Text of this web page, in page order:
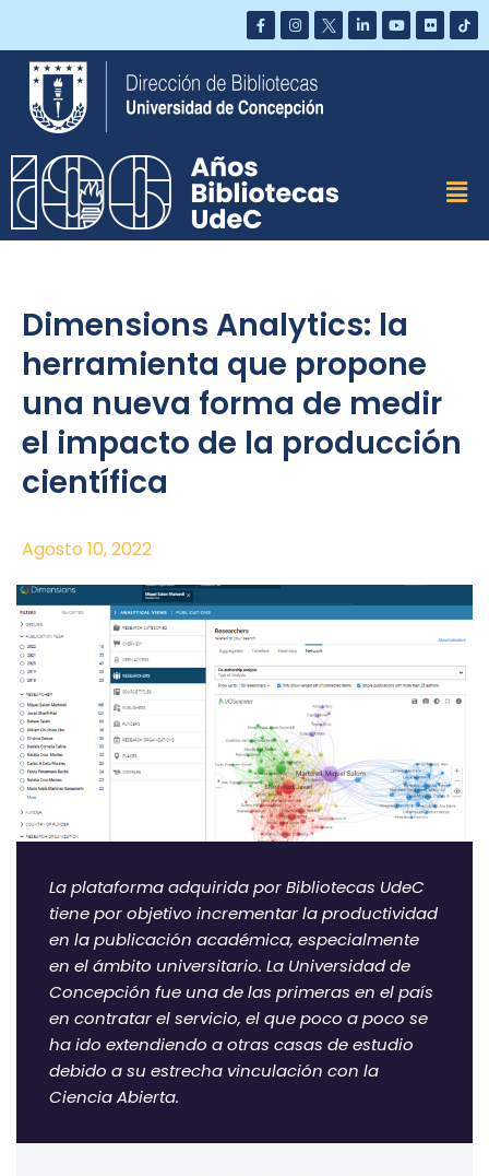
Saltar
contenido
Dimensions Analytics: la
herramienta que propone
una nueva forma de medir
el impacto de la producción
científica
Agosto 10, 2022
La plataforma adquirida por Bibliotecas UdeC
tiene por objetivo incrementar la productividad
en la publicación académica, especialmente
en el ámbito universitario. La Universidad de
Concepción fue una de las primeras en el país
en contratar el servicio, el que poco a poco se
ha ido extendiendo a otras casas de estudio
debido a su estrecha vinculación con la
Ciencia Abierta.